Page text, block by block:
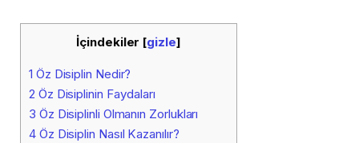
İçindekiler [gizle]
1 Öz Disiplin Nedir?
2 Öz Disiplinin Faydaları
3 Öz Disiplinli Olmanın Zorlukları
4Öz Disiplin Nasıl Kazanılır?